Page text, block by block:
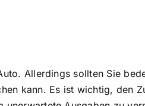
Allerdings sollten Sie
kann. Es ist wichtig, den